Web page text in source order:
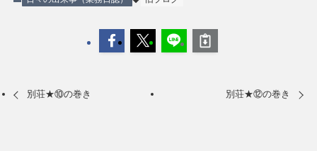
別荘★⑩の巻き 別荘★⑫の巻き